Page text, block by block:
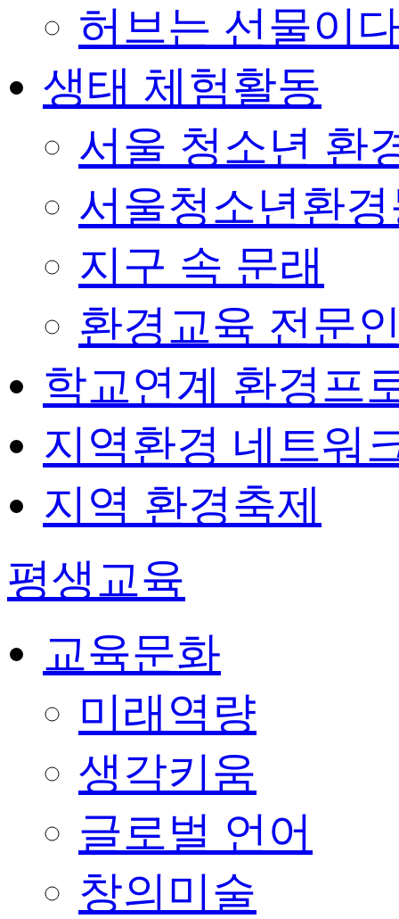
허브는 선물이
생태 체험활동
서울 청소년 환
서울청소년환
지구 속 문래
환경교육 전문
학교연계 환경프
지역환경 네트워
지역 환경축제
평생교육
교육문화
미래역량
생각키움
글로벌 언어
창의미술